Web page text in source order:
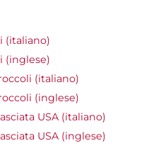
(italiano)
(inglese)
(italiano)
(inglese)
USA (italiano)
USA (inglese)